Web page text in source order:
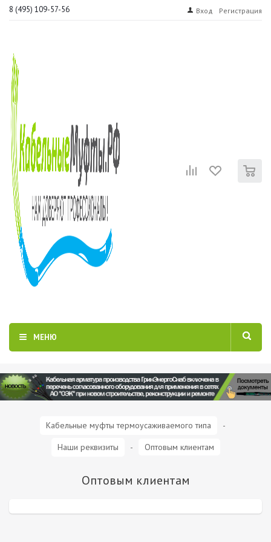
8 (495) 109-57-56 Вход Регистрация
МЕНЮ
Кабельные муфты термоусаживаемого типа
-
Наши реквизиты
- Оптовым клиентам
Оптовым клиентам